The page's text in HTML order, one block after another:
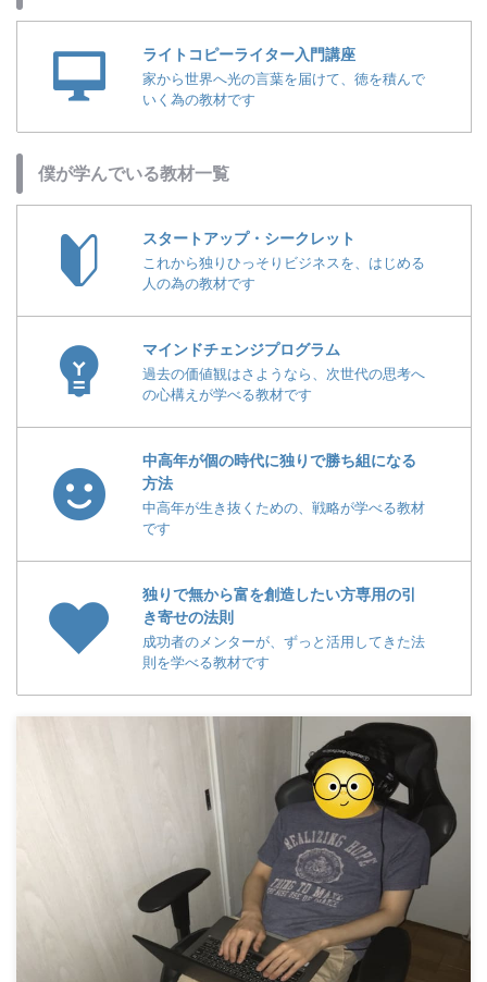
ライトコピーライター入門講座
家から世界へ光の言葉を届けて、徳を積んで
いく為の教材です
僕が学んでいる教材一覧
スタートアップ・シークレット
これから独りひっそりビジネスを、はじめる
人の為の教材です
マインドチェンジプログラム
過去の価値観はさようなら、次世代の思考へ
の心構えが学べる教材です
中高年が個の時代に独りで勝ち組になる
方法
中高年が生き抜くための、戦略が学べる教材
です
独りで無から富を創造したい方専用の引
き寄せの法則
成功者のメンターが、ずっと活用してきた法
則を学べる教材です